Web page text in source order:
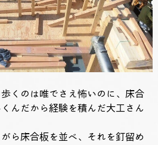
くのは唯でさえ怖いのに、床合
んだから経験を積んだ大工さん
ら床合板を並べ、それを釘留め